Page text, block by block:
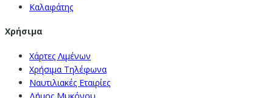
Καλαφάτης
Χρήσιμα
Χάρτες Λιμένων
Χρήσιμα Τηλέφωνα
Ναυτιλιακές Εταιρίες